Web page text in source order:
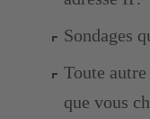
Sondages
Toute
que vous